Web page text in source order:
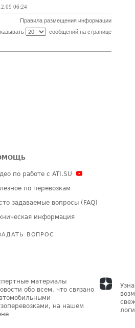
06:24
Правила размещения информации
сообщений на странице
по работе с ATI.SU
по перевозкам
задаваемые вопросы (FAQ)
информация
ВОПРОС
материалы
обо всем, что связано
на нашем